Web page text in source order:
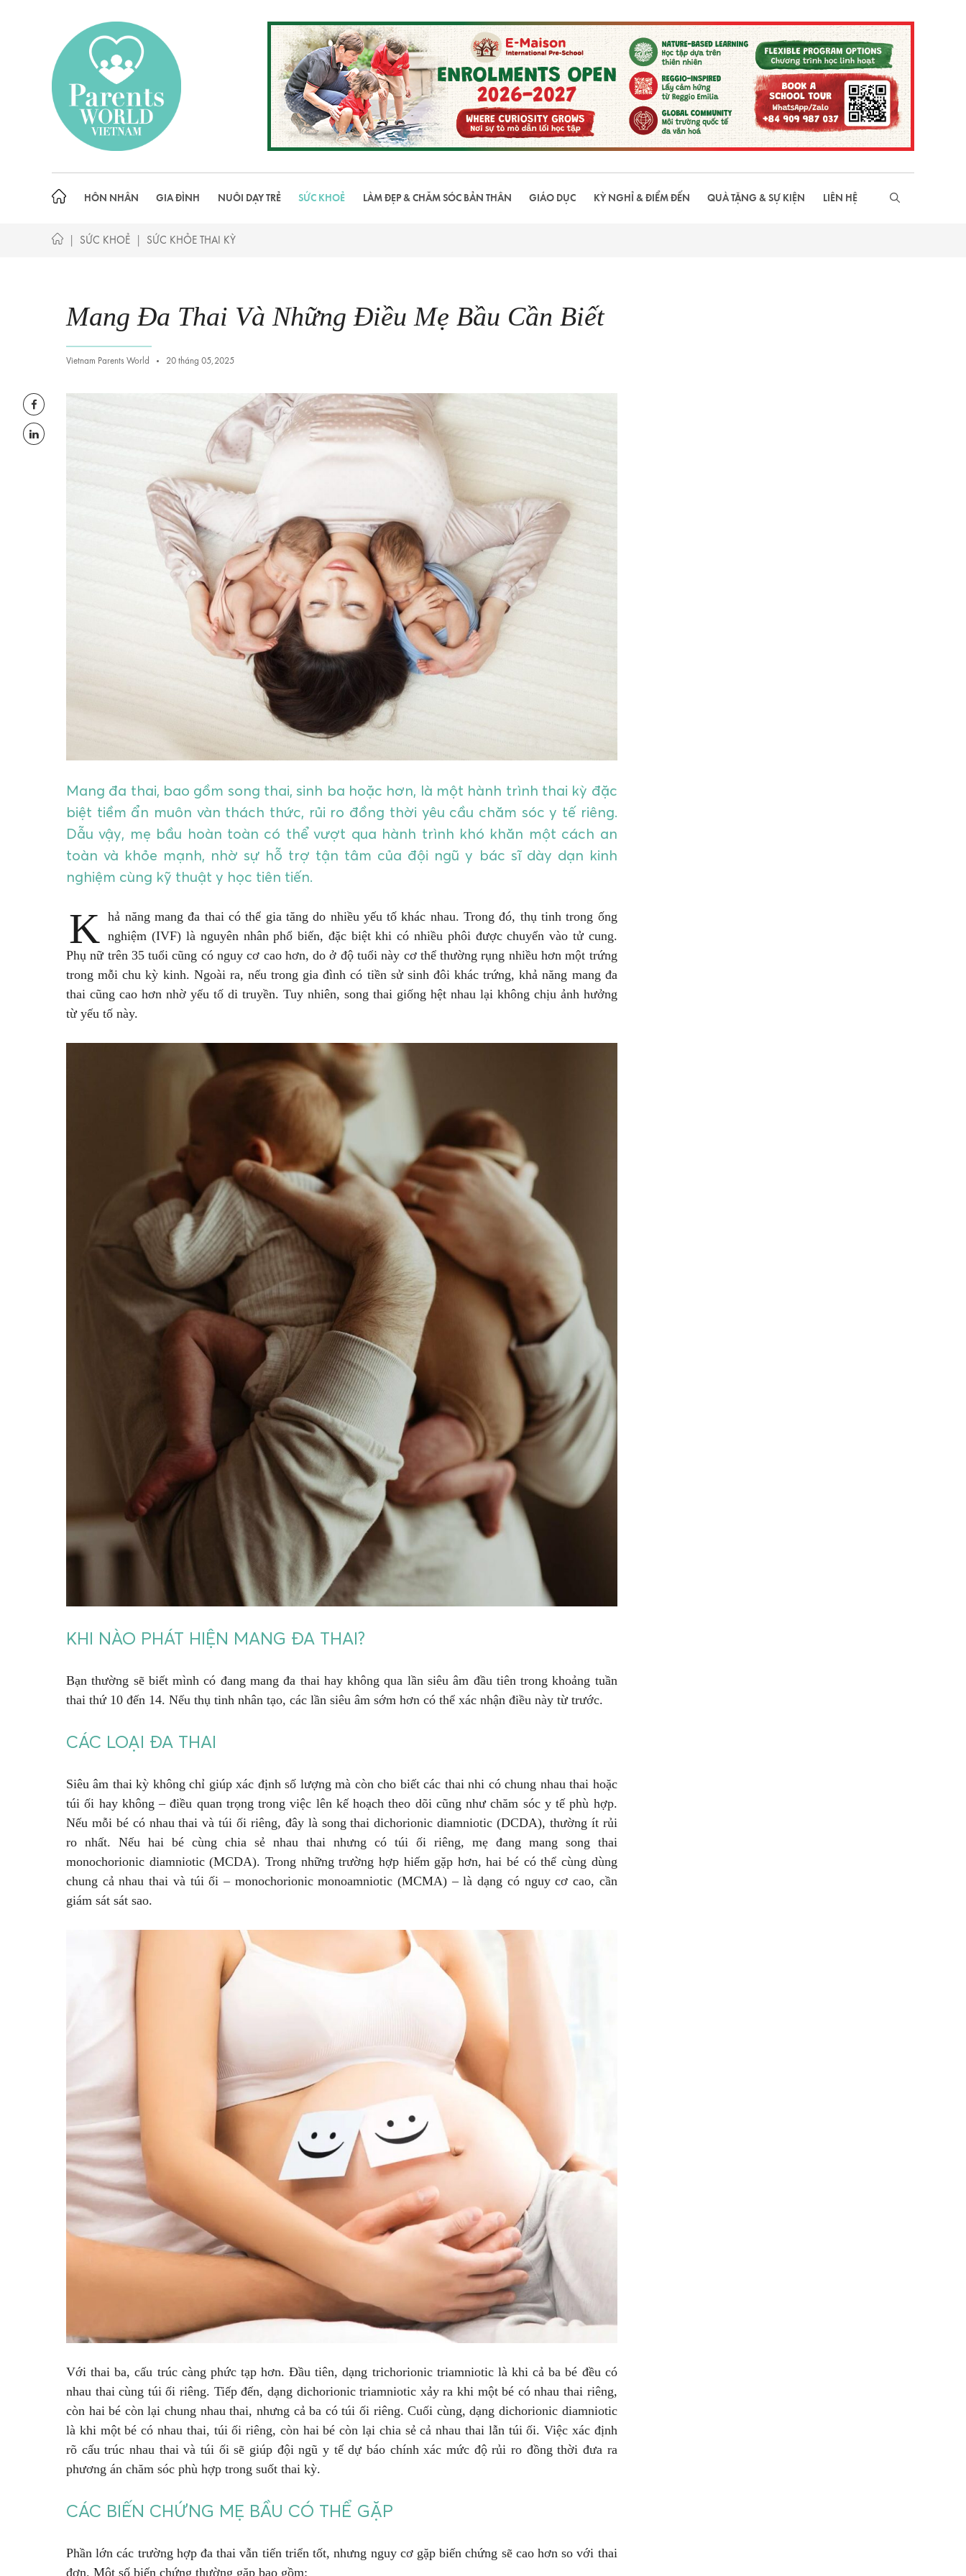
HÔN NHÂN GIA ĐÌNH NUÔI DẠY TRẺ SỨC KHOẺ LÀM ĐẸP & CHĂM SÓC BẢN THÂN GIÁO DỤC KỲ NGHỈ & ĐIỂM ĐẾN QUÀ TẶNG & SỰ KIỆN LIÊN HỆ
| SỨC KHOẺ | SỨC KHỎE THAI KỲ
Mang Đa Thai Và Những Điều Mẹ Bầu Cần Biết
Vietnam Parents World 20 tháng 05,2025
Mang đa thai, bao gồm song thai, sinh ba hoặc hơn, là một hành trình thai kỳ đặc
biệt tiềm ẩn muôn vàn thách thức, rủi ro đồng thời yêu cầu chăm sóc y tế riêng.
Dẫu vậy, mẹ bầu hoàn toàn có thể vượt qua hành trình khó khăn một cách an
toàn và khỏe mạnh, nhờ sự hỗ trợ tận tâm của đội ngũ y bác sĩ dày dạn kinh
nghiệm cùng kỹ thuật y học tiên tiến.
K hả năng mang đa thai có thể gia tăng do nhiều yếu tố khác nhau. Trong đó, thụ tinh trong ống
nghiệm (IVF) là nguyên nhân phổ biến, đặc biệt khi có nhiều phôi được chuyển vào tử cung.
Phụ nữ trên 35 tuổi cũng có nguy cơ cao hơn, do ở độ tuổi này cơ thể thường rụng nhiều hơn một trứng
trong mỗi chu kỳ kinh. Ngoài ra, nếu trong gia đình có tiền sử sinh đôi khác trứng, khả năng mang đa
thai cũng cao hơn nhờ yếu tố di truyền. Tuy nhiên, song thai giống hệt nhau lại không chịu ảnh hưởng
từ yếu tố này.
KHI NÀO PHÁT HIỆN MANG ĐA THAI?
Bạn thường sẽ biết mình có đang mang đa thai hay không qua lần siêu âm đầu tiên trong khoảng tuần
thai thứ 10 đến 14. Nếu thụ tinh nhân tạo, các lần siêu âm sớm hơn có thể xác nhận điều này từ trước.
CÁC LOẠI ĐA THAI
Siêu âm thai kỳ không chỉ giúp xác định số lượng mà còn cho biết các thai nhi có chung nhau thai hoặc
túi ối hay không – điều quan trọng trong việc lên kế hoạch theo dõi cũng như chăm sóc y tế phù hợp.
Nếu mỗi bé có nhau thai và túi ối riêng, đây là song thai dichorionic diamniotic (DCDA), thường ít rủi
ro nhất. Nếu hai bé cùng chia sẻ nhau thai nhưng có túi ối riêng, mẹ đang mang song thai
monochorionic diamniotic (MCDA). Trong những trường hợp hiếm gặp hơn, hai bé có thể cùng dùng
chung cả nhau thai và túi ối – monochorionic monoamniotic (MCMA) – là dạng có nguy cơ cao, cần
giám sát sát sao.
Với thai ba, cấu trúc càng phức tạp hơn. Đầu tiên, dạng trichorionic triamniotic là khi cả ba bé đều có
nhau thai cùng túi ối riêng. Tiếp đến, dạng dichorionic triamniotic xảy ra khi một bé có nhau thai riêng,
còn hai bé còn lại chung nhau thai, nhưng cả ba có túi ối riêng. Cuối cùng, dạng dichorionic diamniotic
là khi một bé có nhau thai, túi ối riêng, còn hai bé còn lại chia sẻ cả nhau thai lẫn túi ối. Việc xác định
rõ cấu trúc nhau thai và túi ối sẽ giúp đội ngũ y tế dự báo chính xác mức độ rủi ro đồng thời đưa ra
phương án chăm sóc phù hợp trong suốt thai kỳ.
CÁC BIẾN CHỨNG MẸ BẦU CÓ THỂ GẶP
Phần lớn các trường hợp đa thai vẫn tiến triển tốt, nhưng nguy cơ gặp biến chứng sẽ cao hơn so với thai
đơn. Một số biến chứng thường gặp bao gồm: